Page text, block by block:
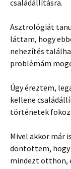
családállításra.
Asztrológiát
láttam, hogy
nehezítés
problémám
Úgy éreztem,
kellene
történetek
Mivel akkor már
döntöttem, hogy
mindezt otthon,